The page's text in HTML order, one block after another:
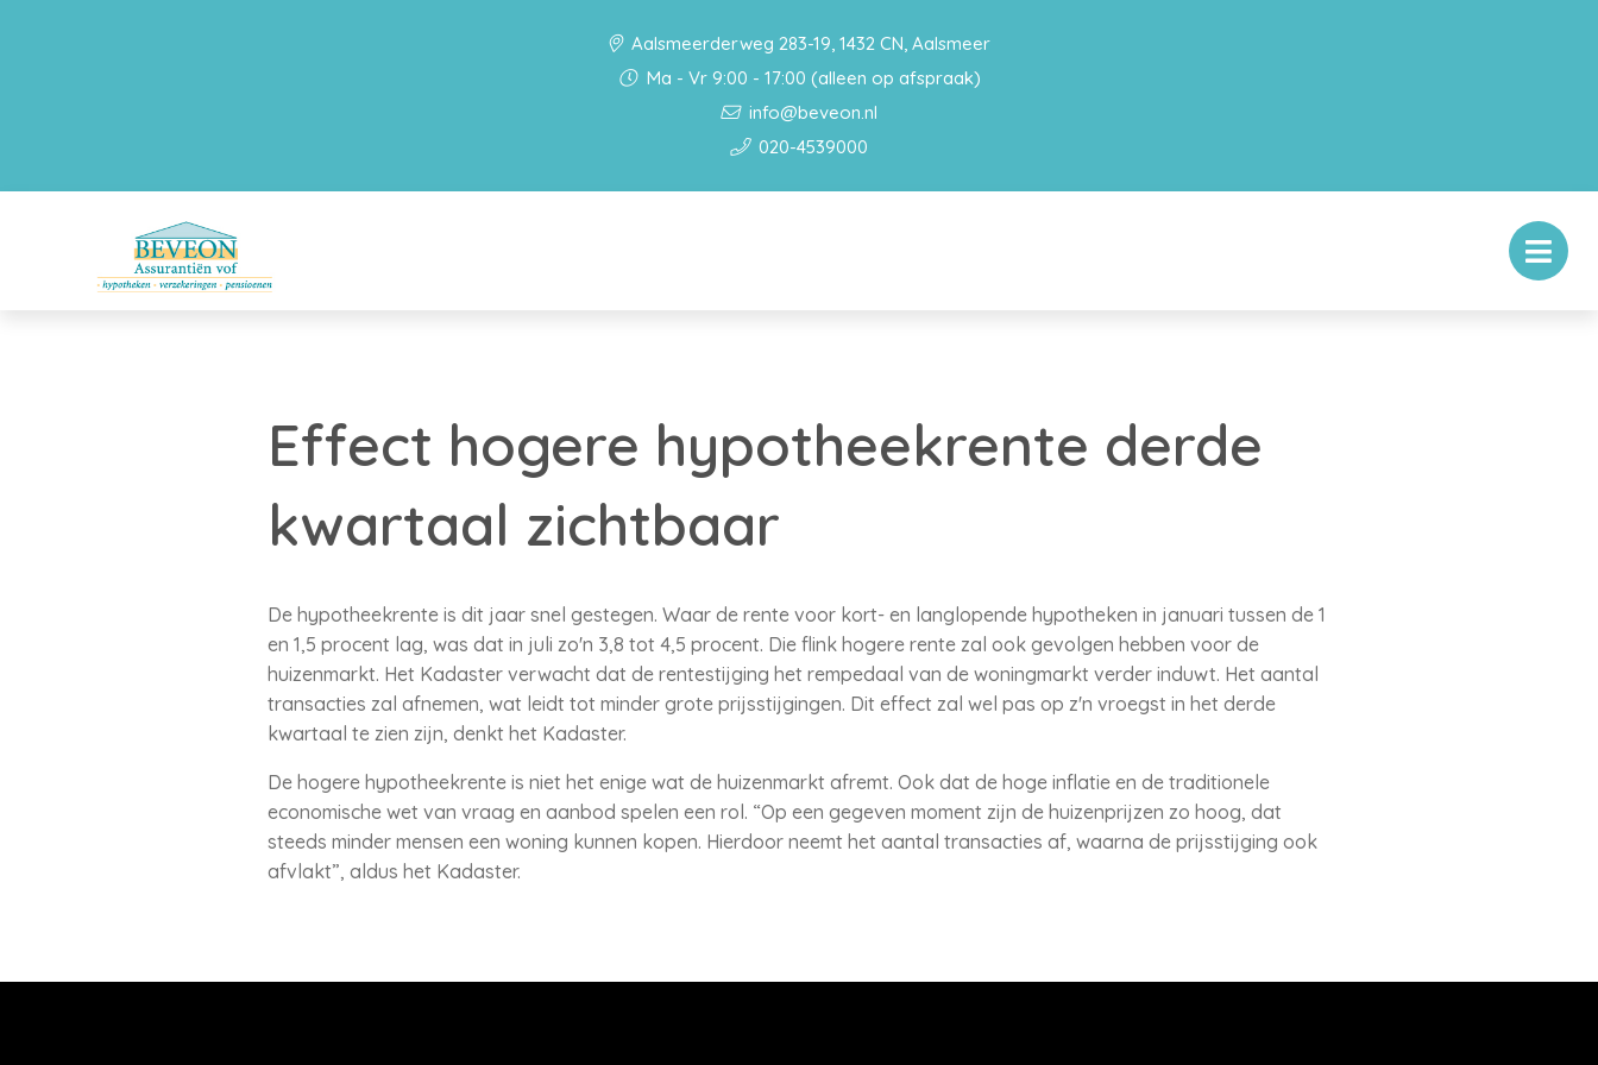
Aalsmeerderweg 283-19, 1432 CN, Aalsmeer
Ma - Vr 9:00 - 17:00 (alleen op afspraak)
info@beveon.nl
020-4539000
Effect hogere hypotheekrente derde
kwartaal zichtbaar
De hypotheekrente is dit jaar snel gestegen. Waar de rente voor kort- en langlopende hypotheken in januari tussen de 1
en 1,5 procent lag, was dat in juli zo'n 3,8 tot 4,5 procent. Die flink hogere rente zal ook gevolgen hebben voor de
huizenmarkt. Het Kadaster verwacht dat de rentestijging het rempedaal van de woningmarkt verder induwt. Het aantal
transacties zal afnemen, wat leidt tot minder grote prijsstijgingen. Dit effect zal wel pas op z'n vroegst in het derde
kwartaal te zien zijn, denkt het Kadaster.
De hogere hypotheekrente is niet het enige wat de huizenmarkt afremt. Ook dat de hoge inflatie en de traditionele
economische wet van vraag en aanbod spelen een rol. “Op een gegeven moment zijn de huizenprijzen zo hoog, dat
steeds minder mensen een woning kunnen kopen. Hierdoor neemt het aantal transacties af, waarna de prijsstijging ook
afvlakt”, aldus het Kadaster.